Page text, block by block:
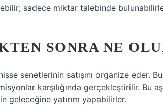
sadece miktar talebinde
SONRA NE
senetlerinin satışını organize eder.
karşılığında gerçekleştirilir. Bu
geleceğine yatırım yapabilirler.